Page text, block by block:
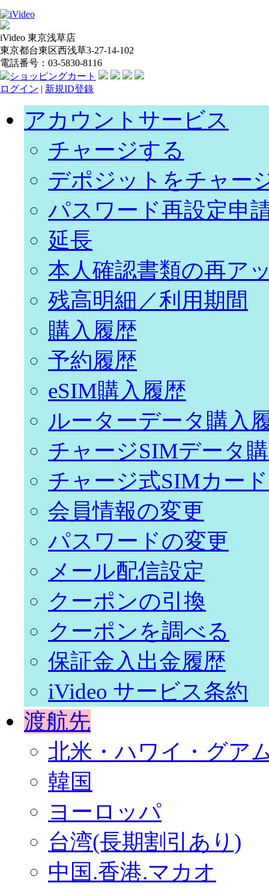
iVideo 東京浅草店
東京都台東区西浅草3-27-14-102
電話番号：03-5830-8116
ログイン | 新規ID登錄
アカウントサービス
チャージする
デポジットをチャー
パスワード再設定申
延長
本人確認書類の再ア
残高明細／利用期間
購入履歴
予約履歴
eSIM購入履歴
ルーターデータ購入
チャージSIMデータ
チャージ式SIMカー
会員情報の変更
パスワードの変更
メール配信設定
クーポンの引換
クーポンを調べる
保証金入出金履歴
iVideo サービス条約
渡航先
北米・ハワイ・グア
韓国
ヨーロッパ
台湾(長期割引あり)
中国.香港.マカオ